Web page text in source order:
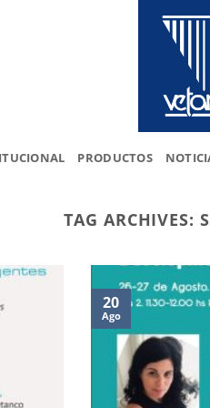
PRODUCTOS
TAG ARCHIVES:
20
Ago